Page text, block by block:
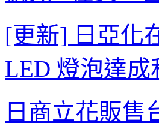
[更新] 日亞化
LED 燈泡達成
日商立花販售